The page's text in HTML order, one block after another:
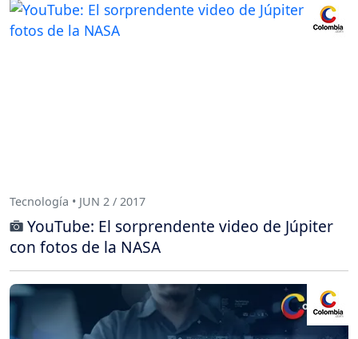
Tecnología • JUN 2 / 2017
YouTube: El sorprendente video de Júpiter
con fotos de la NASA